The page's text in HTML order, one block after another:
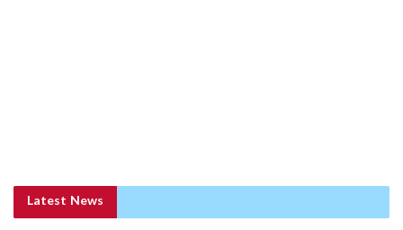
Latest News